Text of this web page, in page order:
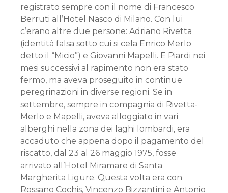
registrato sempre con il nome di Francesco
Berruti all’Hotel Nasco di Milano. Con lui
c’erano altre due persone: Adriano Rivetta
(identità falsa sotto cui si cela Enrico Merlo
detto il “Micio”) e Giovanni Mapelli. E Piardi nei
mesi successivi al rapimento non era stato
fermo, ma aveva proseguito in continue
peregrinazioni in diverse regioni. Se in
settembre, sempre in compagnia di Rivetta-
Merlo e Mapelli, aveva alloggiato in vari
alberghi nella zona dei laghi lombardi, era
accaduto che appena dopo il pagamento del
riscatto, dal 23 al 26 maggio 1975, fosse
arrivato all’Hotel Miramare di Santa
Margherita Ligure. Questa volta era con
Rossano Cochis, Vincenzo Bizzantini e Antonio